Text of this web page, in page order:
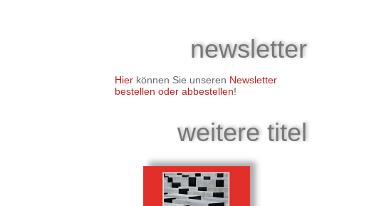
newsletter
Hier können Sie unseren Newsletter
bestellen oder abbestellen!
weitere titel